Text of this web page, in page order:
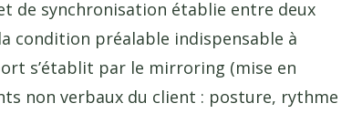
de synchronisation établie entre deux
condition préalable indispensable à
s’établit par le mirroring (mise en
non verbaux du client : posture, rythme